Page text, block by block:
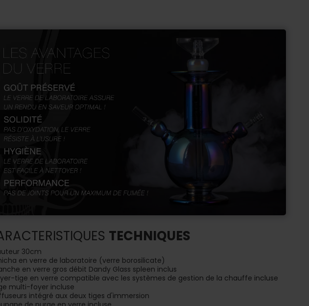
TECHNIQUES
30cm
en verre de laboratoire (verre borosilicate)
en verre gros débit Dandy Glass spleen inclus
tige en verre compatible avec les systèmes de gestion de la chauffe incluse
multi-foyer incluse
intégré aux deux tiges d'immersion